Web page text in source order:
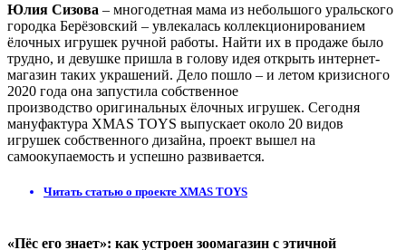
Юлия Сизова – многодетная мама из небольшого уральского
городка Берёзовский – увлекалась коллекционированием
ёлочных игрушек ручной работы. Найти их в продаже было
трудно, и девушке пришла в голову идея открыть интернет-
магазин таких украшений. Дело пошло – и летом кризисного
2020 года она запустила собственное
производство оригинальных ёлочных игрушек. Сегодня
мануфактура XMAS TOYS выпускает около 20 видов
игрушек собственного дизайна, проект вышел на
самоокупаемость и успешно развивается.
Читать статью о проекте XMAS TOYS
«Пёс его знает»: как устроен зоомагазин с этичной